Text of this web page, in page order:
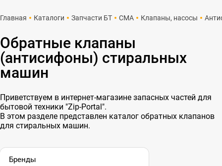
Главная Каталоги Запчасти БТ СМА Клапаны, насосы
Обратные клапаны
(антисифоны) стиральных
машин
Приветствуем в интернет-магазине запасных частей для
бытовой техники "Zip-Portal".
В этом разделе представлен каталог обратных клапанов
для стиральных машин.
Бренды